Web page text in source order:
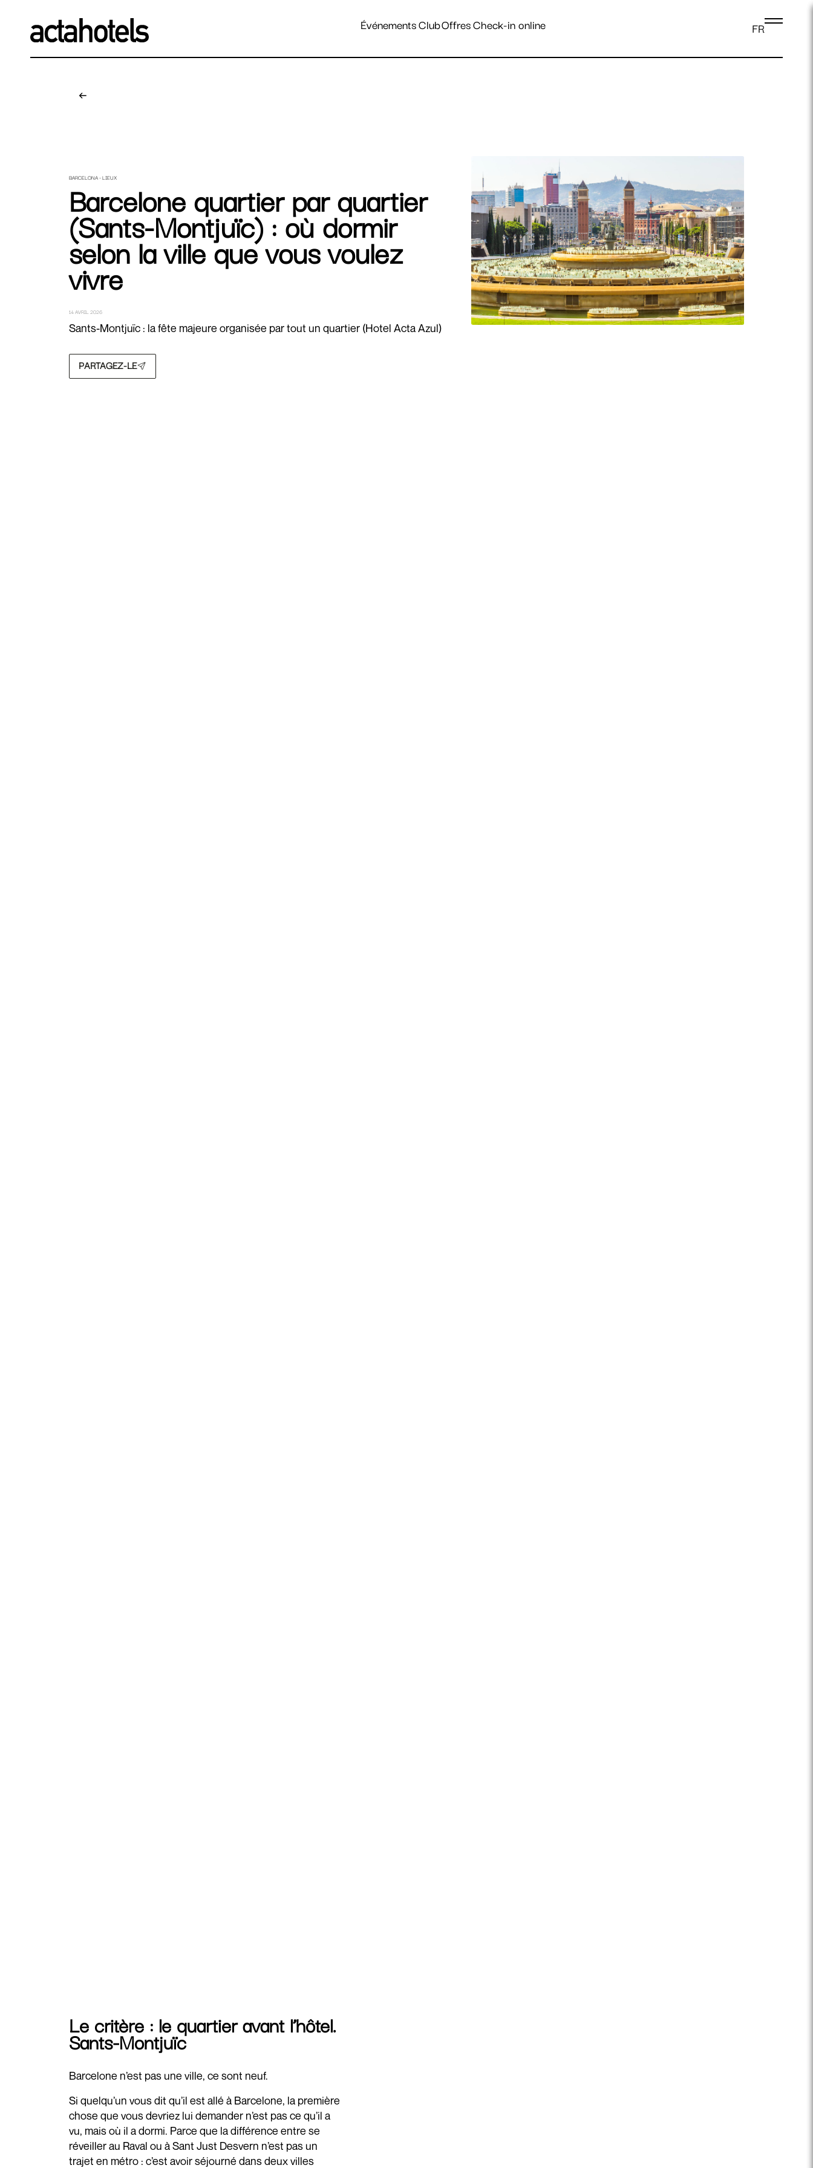
ÉvénementsClubOffresCheck-in online FR
BARCELONA - LIEUX
Barcelone quartier par quartier
(Sants-Montjuïc) : où dormir
selon la ville que vous voulez
vivre
14 AVRIL 2026
Sants-Montjuïc : la fête majeure organisée par tout un quartier (Hotel Acta Azul)
PARTAGEZ-LE
Le critère : le quartier avant l’hôtel.
Sants-Montjuïc
Barcelone n’est pas une ville, ce sont neuf.
Si quelqu’un vous dit qu’il est allé à Barcelone, la première
chose que vous devriez lui demander n’est pas ce qu’il a
vu, mais où il a dormi. Parce que la différence entre se
réveiller au Raval ou à Sant Just Desvern n’est pas un
trajet en métro : c’est avoir séjourné dans deux villes